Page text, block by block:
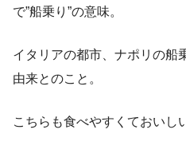
で”船乗り”の意味。
イタリアの都市、ナポリの船
由来とのこと。
こちらも食べやすくておいし